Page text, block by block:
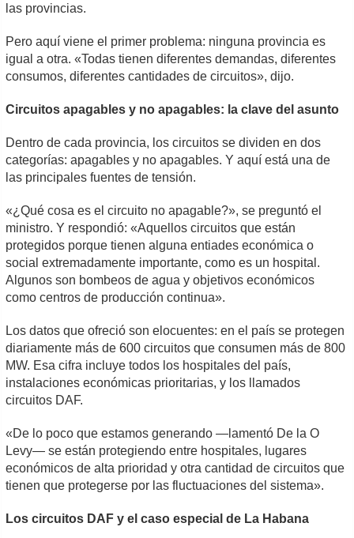
las provincias.
Pero aquí viene el primer problema: ninguna provincia es
igual a otra. «Todas tienen diferentes demandas, diferentes
consumos, diferentes cantidades de circuitos», dijo.
Circuitos apagables y no apagables: la clave del asunto
Dentro de cada provincia, los circuitos se dividen en dos
categorías: apagables y no apagables. Y aquí está una de
las principales fuentes de tensión.
«¿Qué cosa es el circuito no apagable?», se preguntó el
ministro. Y respondió: «Aquellos circuitos que están
protegidos porque tienen alguna entiades económica o
social extremadamente importante, como es un hospital.
Algunos son bombeos de agua y objetivos económicos
como centros de producción continua».
Los datos que ofreció son elocuentes: en el país se protegen
diariamente más de 600 circuitos que consumen más de 800
MW. Esa cifra incluye todos los hospitales del país,
instalaciones económicas prioritarias, y los llamados
circuitos DAF.
«De lo poco que estamos generando —lamentó De la O
Levy— se están protegiendo entre hospitales, lugares
económicos de alta prioridad y otra cantidad de circuitos que
tienen que protegerse por las fluctuaciones del sistema».
Los circuitos DAF y el caso especial de La Habana